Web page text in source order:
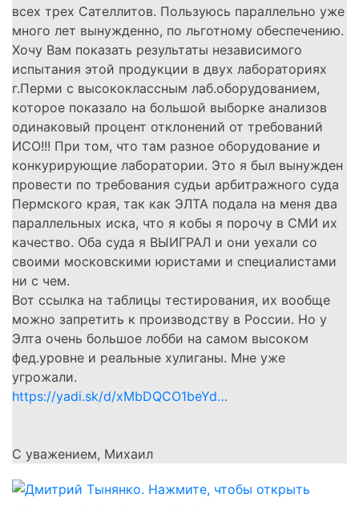
всех трех Сателлитов. Пользуюсь параллельно уже
много лет вынужденно, по льготному обеспечению.
Хочу Вам показать результаты независимого
испытания этой продукции в двух лабораториях
г.Перми с высококлассным лаб.оборудованием,
которое показало на большой выборке анализов
одинаковый процент отклонений от требований
ИСО!!! При том, что там разное оборудование и
конкурирующие лаборатории. Это я был вынужден
провести по требования судьи арбитражного суда
Пермского края, так как ЭЛТА подала на меня два
параллельных иска, что я кобы я порочу в СМИ их
качество. Оба суда я ВЫИГРАЛ и они уехали со
своими московскими юристами и специалистами
ни с чем.
Вот ссылка на таблицы тестирования, их вообще
можно запретить к производству в России. Но у
Элта очень большое лобби на самом высоком
фед.уровне и реальные хулиганы. Мне уже
угрожали.
https://yadi.sk/d/xMbDQCO1beYd…
С уважением, Михаил